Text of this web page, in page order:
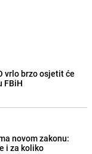
vrlo brzo osjetit će
FBiH
novom zakonu:
i za koliko